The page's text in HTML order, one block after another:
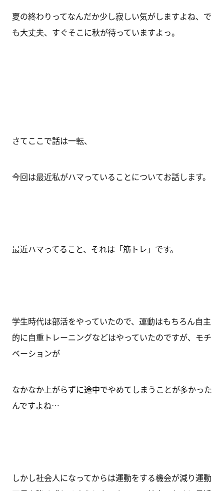
夏の終わりってなんだか少し寂しい気がしますよね、で
も大丈夫、すぐそこに秋が待っていますよっ。
さてここで話は一転、
今回は最近私がハマっていることについてお話します。
最近ハマってること、それは「筋トレ」です。
学生時代は部活をやっていたので、運動はもちろん自主
的に自重トレーニングなどはやっていたのですが、モチ
ベーションが
なかなか上がらずに途中でやめてしまうことが多かった
んですよね…
しかし社会人になってからは運動をする機会が減り運動